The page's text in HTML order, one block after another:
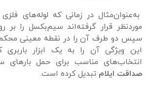
به‌عنوان‌مثال در زمانی که لوله‌های
موردنظر قرار گرفته‌اند سیم‌بکسل را بر
سپس دو طرف آن را در نقطه معینی
این ویژگی‌ آن را به یک ابزار باربری
انتخاب‌های مناسب برای حمل بارهای
صداقت ایلام تبدیل کرده است.